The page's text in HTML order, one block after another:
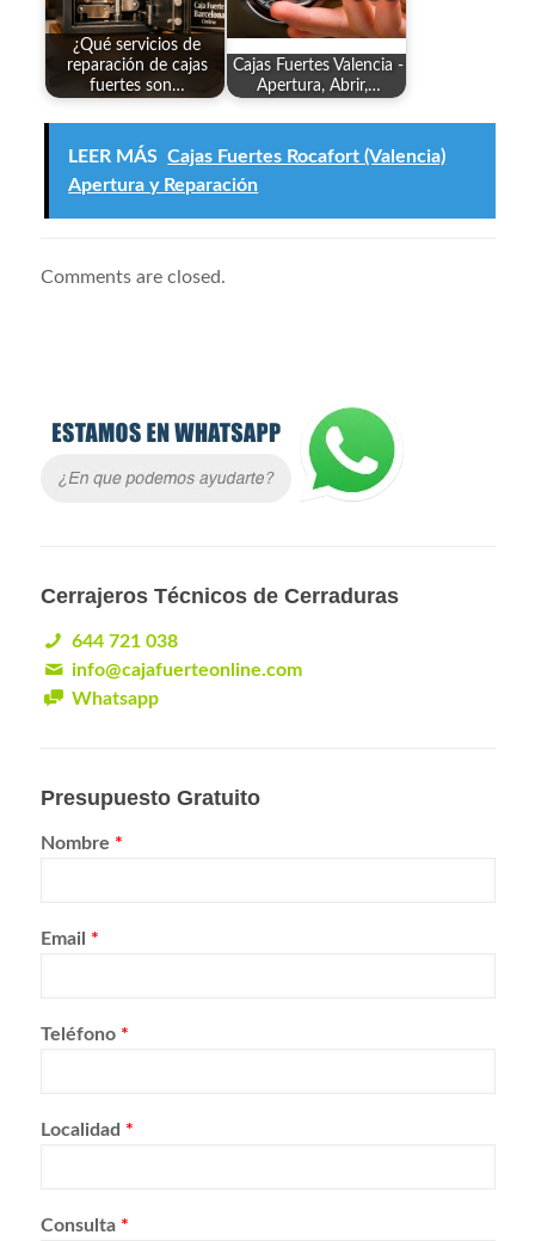
¿Qué servicios de
reparación de cajas
fuertes son…
Cajas Fuertes Valencia -
Apertura, Abrir,…
LEER MÁS Cajas Fuertes Rocafort (Valencia)
Apertura y Reparación
Comments are closed.
Cerrajeros Técnicos de Cerraduras
644 721 038
info@cajafuerteonline.com
Whatsapp
Presupuesto Gratuito
Nombre *
Email *
Teléfono *
Localidad *
Consulta *